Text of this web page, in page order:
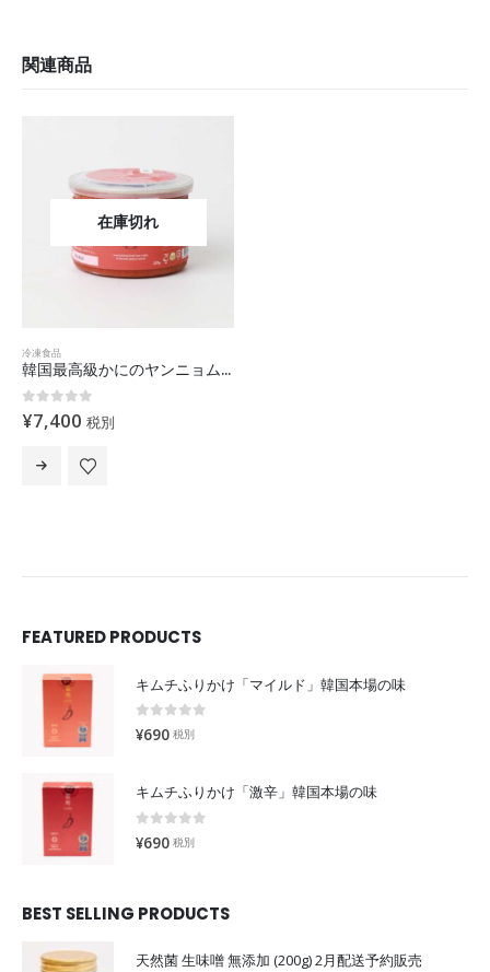
関連商品
在庫切れ
冷凍食品
韓国最高級かにのヤンニョムケジャン220g
0out of 5
¥7,400 税別
FEATURED PRODUCTS
キムチふりかけ「マイルド」韓国本場の味
0 out of 5
¥690 税別
キムチふりかけ「激辛」韓国本場の味
0 out of 5
¥690 税別
BEST SELLING PRODUCTS
天然菌 生味噌 無添加 (200g) 2月配送予約販売